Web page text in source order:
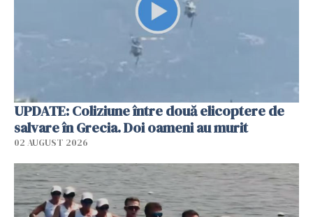
UPDATE: Coliziune între două elicoptere de
salvare în Grecia. Doi oameni au murit
02 AUGUST 2026